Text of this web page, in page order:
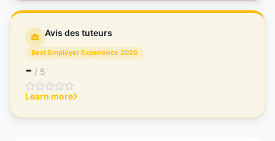
Avis des tuteurs
Best Employer Experience 2026
- / 5
Learn more